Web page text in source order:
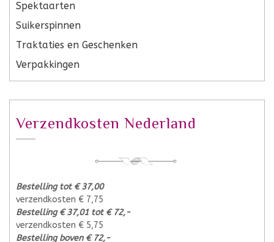
Spektaarten
Suikerspinnen
Traktaties en Geschenken
Verpakkingen
Verzendkosten Nederland
Bestelling tot € 37,00
verzendkosten € 7,75
Bestelling € 37,01 tot € 72,-
verzendkosten € 5,75
Bestelling boven € 72,-